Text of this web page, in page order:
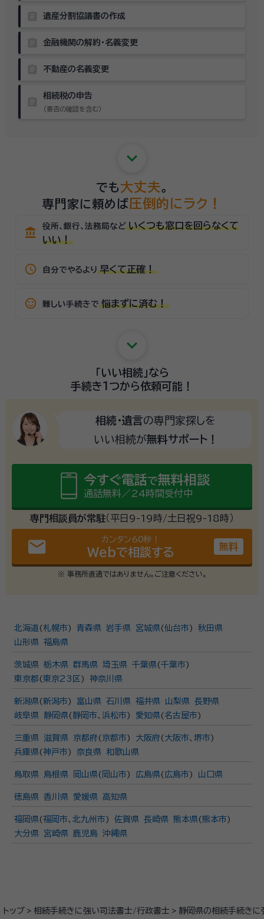
トップ 相続手続きに強い司法書士/行政書士 静岡県の相続手続き
遺産分割協議書の作成
金融機関の解約・名義変更
不動産の名義変更
相続税の申告
（要否の確認を含む）
keyboard_arrow_down
でも 大丈夫。
専門家に頼めば圧倒的にラク！
account_balance 役所、銀行、法務局など いくつも窓口を回らなくて
いい！
schedule 自分でやるより 早くて正確！
sentiment_satisfied_alt 難しい手続きで 悩まずに済む！
keyboard_arrow_down
「いい相続」なら
手続き1つから依頼可能！
相続・遺言の専門家探しを
いい相続が無料サポート！
今すぐ電話で無料相談
通話無料／24時間受付中
専門相談員が常駐（平日9-19時/土日祝9-18時）
email カンタン60秒！
Webで相談する 無料
※ 事務所直通ではありません。ご注意ください。
北海道 (札幌市) 青森県 岩手県 宮城県(仙台市)
秋田県
山形県 福島県
茨城県 栃木県 群馬県 埼玉県 千葉県(千葉市)
東京都 ( 東京23区 ) 神奈川県
新潟県(新潟市) 富山県 石川県 福井県 山梨県 長野県
岐阜県
静岡県( 静岡市、 浜松市) 愛知県( 名古屋市)
三重県 滋賀県 京都府( 京都市) 大阪府( 大阪市、 堺市)
兵庫県(神戸市) 奈良県 和歌山県
鳥取県 島根県 岡山県( 岡山市) 広島県( 広島市) 山口県
徳島県 香川県 愛媛県 高知県
福岡県(福岡市、 北九州市) 佐賀県 長崎県 熊本県(熊本市)
大分県
宮崎県 鹿児島 沖縄県